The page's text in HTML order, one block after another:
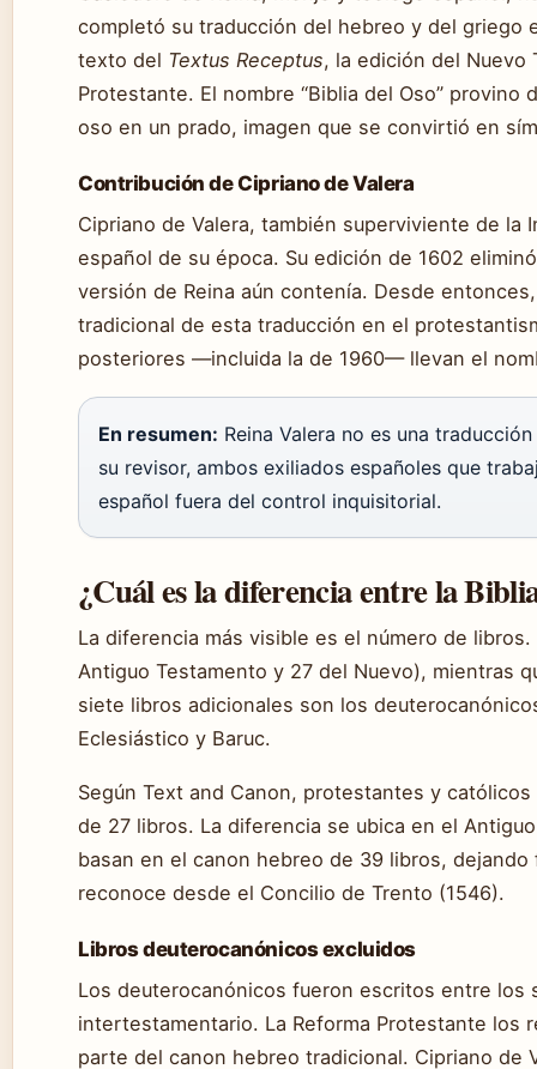
completó su traducción del hebreo y del griego
texto del Textus Receptus, la edición del Nuevo
Protestante. El nombre “Biblia del Oso”
oso en un prado, imagen que se convirtió en
Contribución de Cipriano de Valera
Cipriano de Valera, también superviviente de la
español de su época. Su edición de 1602
versión de Reina aún contenía. Desde
tradicional de esta traducción en el
posteriores —incluida la de 1960— llevan el
En resumen: Reina Valera no es una
su revisor, ambos exiliados españoles que
español fuera del control inquisitorial.
¿Cuál es la diferencia entre la
La diferencia más visible es el número de
Antiguo Testamento y 27 del Nuevo), mientras
siete libros adicionales son los
Eclesiástico y Baruc.
Según Text and Canon, protestantes y
de 27 libros. La diferencia se ubica en el
basan en el canon hebreo de 39 libros,
reconoce desde el Concilio de Trento (1546).
Libros deuterocanónicos excluidos
Los deuterocanónicos fueron escritos entre los
intertestamentario. La Reforma Protestante los
parte del canon hebreo tradicional. Cipriano de